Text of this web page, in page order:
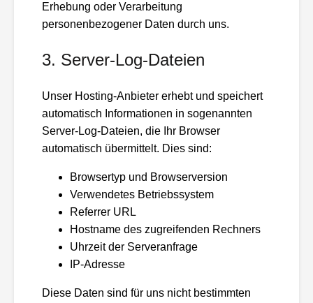
Erhebung oder Verarbeitung
personenbezogener Daten durch uns.
3. Server-Log-Dateien
Unser Hosting-Anbieter erhebt und speichert
automatisch Informationen in sogenannten
Server-Log-Dateien, die Ihr Browser
automatisch übermittelt. Dies sind:
Browsertyp und Browserversion
Verwendetes Betriebssystem
Referrer URL
Hostname des zugreifenden Rechners
Uhrzeit der Serveranfrage
IP-Adresse
Diese Daten sind für uns nicht bestimmten